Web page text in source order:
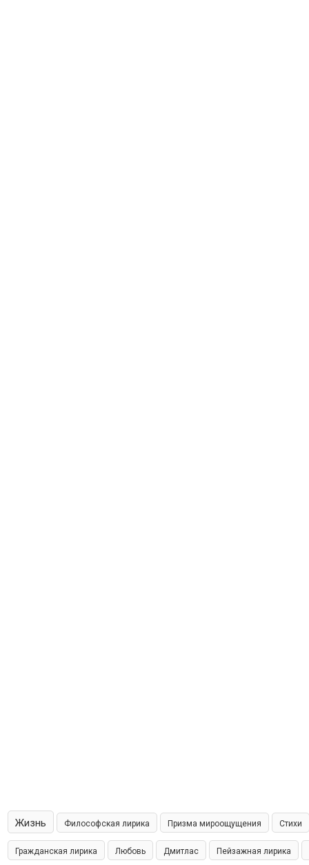
Жизнь Философская лирика Призма мироощущения Стихи
Гражданская лирика Любовь Дмитлас Пейзажная лирика